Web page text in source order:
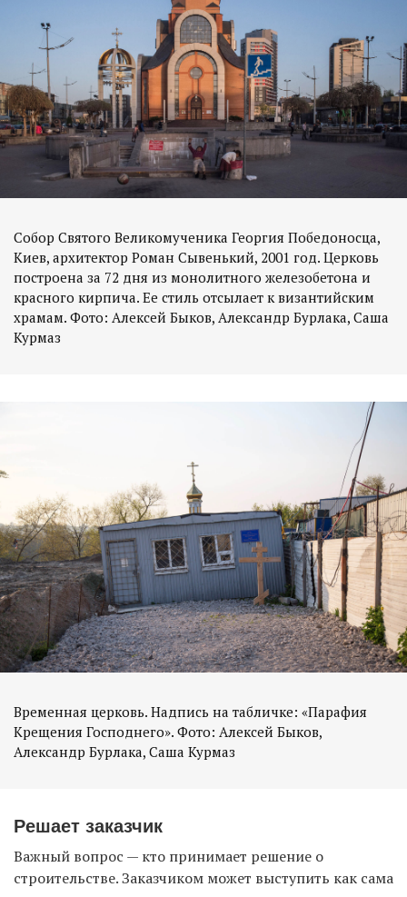
Собор Святого Великомученика Георгия Победоносца,
Киев, архитектор Роман Сывенький, 2001 год. Церковь
построена за 72 дня из монолитного железобетона и
красного кирпича. Ее стиль отсылает к византийским
храмам. Фото: Алексей Быков, Александр Бурлака, Саша
Временная церковь. Надпись на табличке: «Парафия
Крещения Господнего». Фото: Алексей Быков,
Решает заказчик
Важный вопрос — кто принимает решение о
строительстве. Заказчиком может выступить как сама